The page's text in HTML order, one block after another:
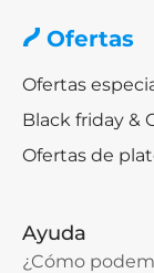
Ofertas
Ofertas
Black friday &
Ofertas de
Ayuda
¿Cómo